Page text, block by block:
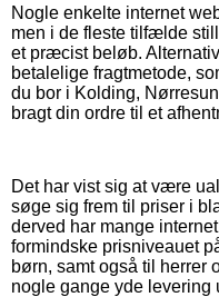
Nogle enkelte internet
men i de fleste tilfælde
et præcist beløb.
betalelige fragtmetode,
du bor i Kolding,
bragt din ordre til et
Det har vist sig at være
søge sig frem til priser i
derved har mange
formindske prisniveauet
børn, samt også til herrer
nogle gange yde levering